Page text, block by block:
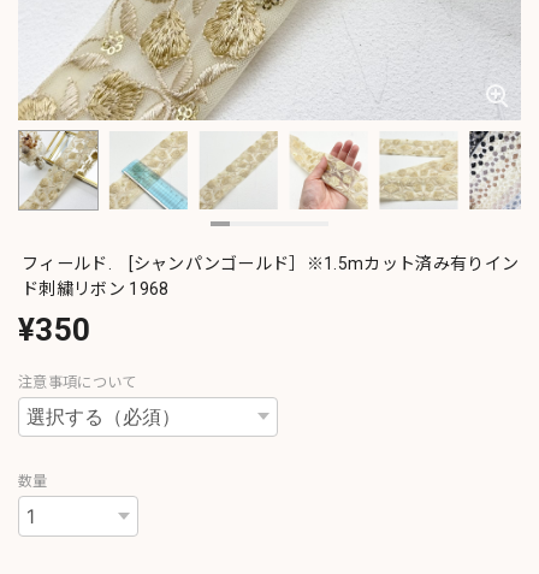
フィールド. [シャンパンゴールド］※1.5mカット済み有りイン
ド刺繍リボン 1968
¥350
注意事項について
数量